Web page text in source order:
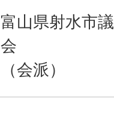
富山県射水市議
会
（会派）